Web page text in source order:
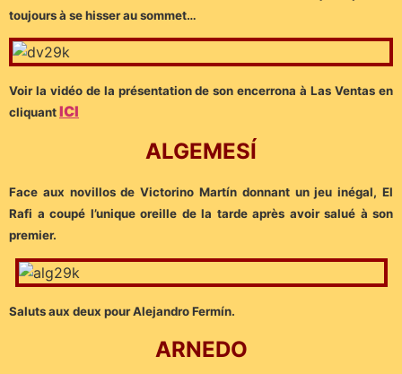
toujours à se hisser au sommet…
Voir la vidéo de la présentation de son encerrona à Las Ventas en
cliquantICI
ALGEMESÍ
Face aux novillos de Victorino Martín donnant un jeu inégal, El
Rafi a coupé l’unique oreille de la tarde après avoir salué à son
premier.
Saluts aux deux pour Alejandro Fermín.
ARNEDO